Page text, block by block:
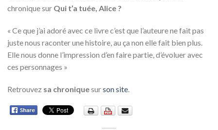
chronique sur Qui t’a tuée, Alice ?
« Ce que j’ai adoré avec ce livre c’est que l’auteure ne fait pas
juste nous raconter une histoire, au ça non elle fait bien plus.
Elle nous donne l’impression d’en faire partie, d’évoluer avec
ces personnages »
Retrouvez sa chroniquesurson site.